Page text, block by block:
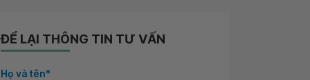
ĐỂ LẠI THÔNG TIN TƯ VẤN
Họ và tên*